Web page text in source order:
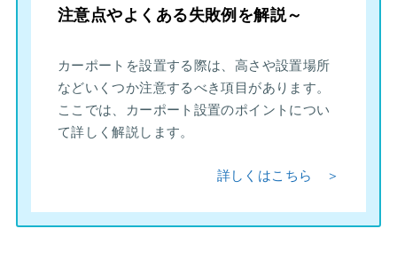
注意点やよくある失敗例を解説～
カーポートを設置する際は、高さや設置場所
などいくつか注意するべき項目があります。
ここでは、カーポート設置のポイントについ
て詳しく解説します。
詳しくはこちら ＞